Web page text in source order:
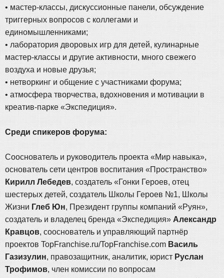
• мастер-классы, дискуссионные панели, обсуждение
триггерных вопросов с коллегами и
единомышленниками;
• лаборатория дворовых игр для детей, кулинарные
мастер-классы и другие активности, много свежего
воздуха и новые друзья;
• нетворкинг и общение с участниками форума;
• атмосфера творчества, вдохновения и мотивации в
креатив-парке «Экспедиция».
Среди спикеров форума:
Сооснователь и руководитель проекта «Мир навыка»,
основатель сети центров воспитания «Пространство»
Кирилл Лебедев, создатель «Гонки Героев, отец
шестерых детей, создатель Школы Героев №1, Школы
Жизни Глеб Юн, Президент группы компаний «Руян»,
создатель и владелец бренда «Экспедиция» Александр
Кравцов, сооснователь и управляющий партнёр
проектов TopFranchise.ru/TopFranchise.com Василь
Газизулин, правозащитник, аналитик, юрист Руслан
Трофимов, член комиссии по вопросам